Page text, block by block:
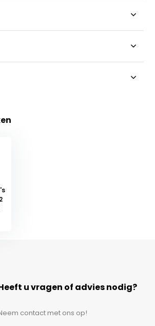
u vragen of advies nodig?
contact met ons op!